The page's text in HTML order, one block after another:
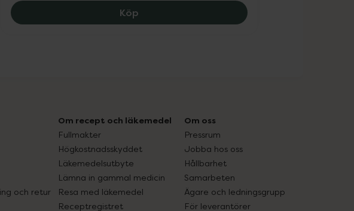
Köp The Ordinary Natural Moisturizing Factors +
och retur
Om recept och läkemedel
Fullmakter
Högkostnadsskyddet
Läkemedelsutbyte
Lämna in gammal medicin
Resa med läkemedel
Receptregistret
Om oss
Pressrum
Jobba hos oss
Hållbarhet
Samarbeten
Ägare och ledningsgrupp
För leverantörer